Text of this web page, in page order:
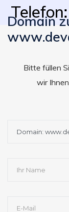
Domain
Bitte füllen
wir